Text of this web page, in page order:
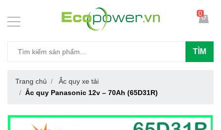
TÌM
0
Trang chủ
Ắc quy xe tải
Ắc quy Panasonic 12v – 70Ah (65D31R)